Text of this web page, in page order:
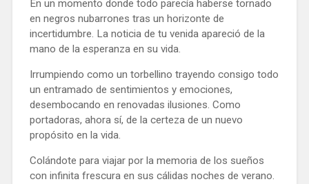
En un momento donde todo parecía haberse tornado
en negros nubarrones tras un horizonte de
incertidumbre. La noticia de tu venida apareció de la
mano de la esperanza en su vida.
Irrumpiendo como un torbellino trayendo consigo todo
un entramado de sentimientos y emociones,
desembocando en renovadas ilusiones. Como
portadoras, ahora sí, de la certeza de un nuevo
propósito en la vida.
Colándote para viajar por la memoria de los sueños
con infinita frescura en sus cálidas noches de verano.